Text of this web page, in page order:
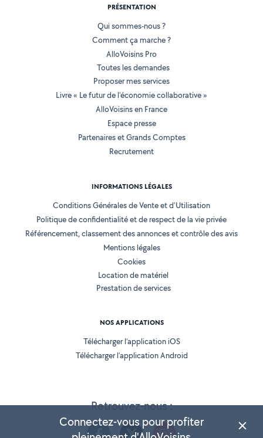
Retrouvez-nous :
PRÉSENTATION
Qui sommes-nous ?
Comment ça marche ?
AlloVoisins Pro
Toutes les demandes
Proposer mes services
Livre « Le futur de l'économie collaborative »
AlloVoisins en France
Espace presse
Partenaires et Grands Comptes
Recrutement
INFORMATIONS LÉGALES
Conditions Générales de Vente et d'Utilisation
Politique de confidentialité et de respect de la vie privée
Référencement, classement des annonces et contrôle des avis
Mentions légales
Cookies
Location de matériel
Prestation de services
NOS APPLICATIONS
Télécharger l’application iOS
Télécharger l’application Android
Connectez-vous pour profiter